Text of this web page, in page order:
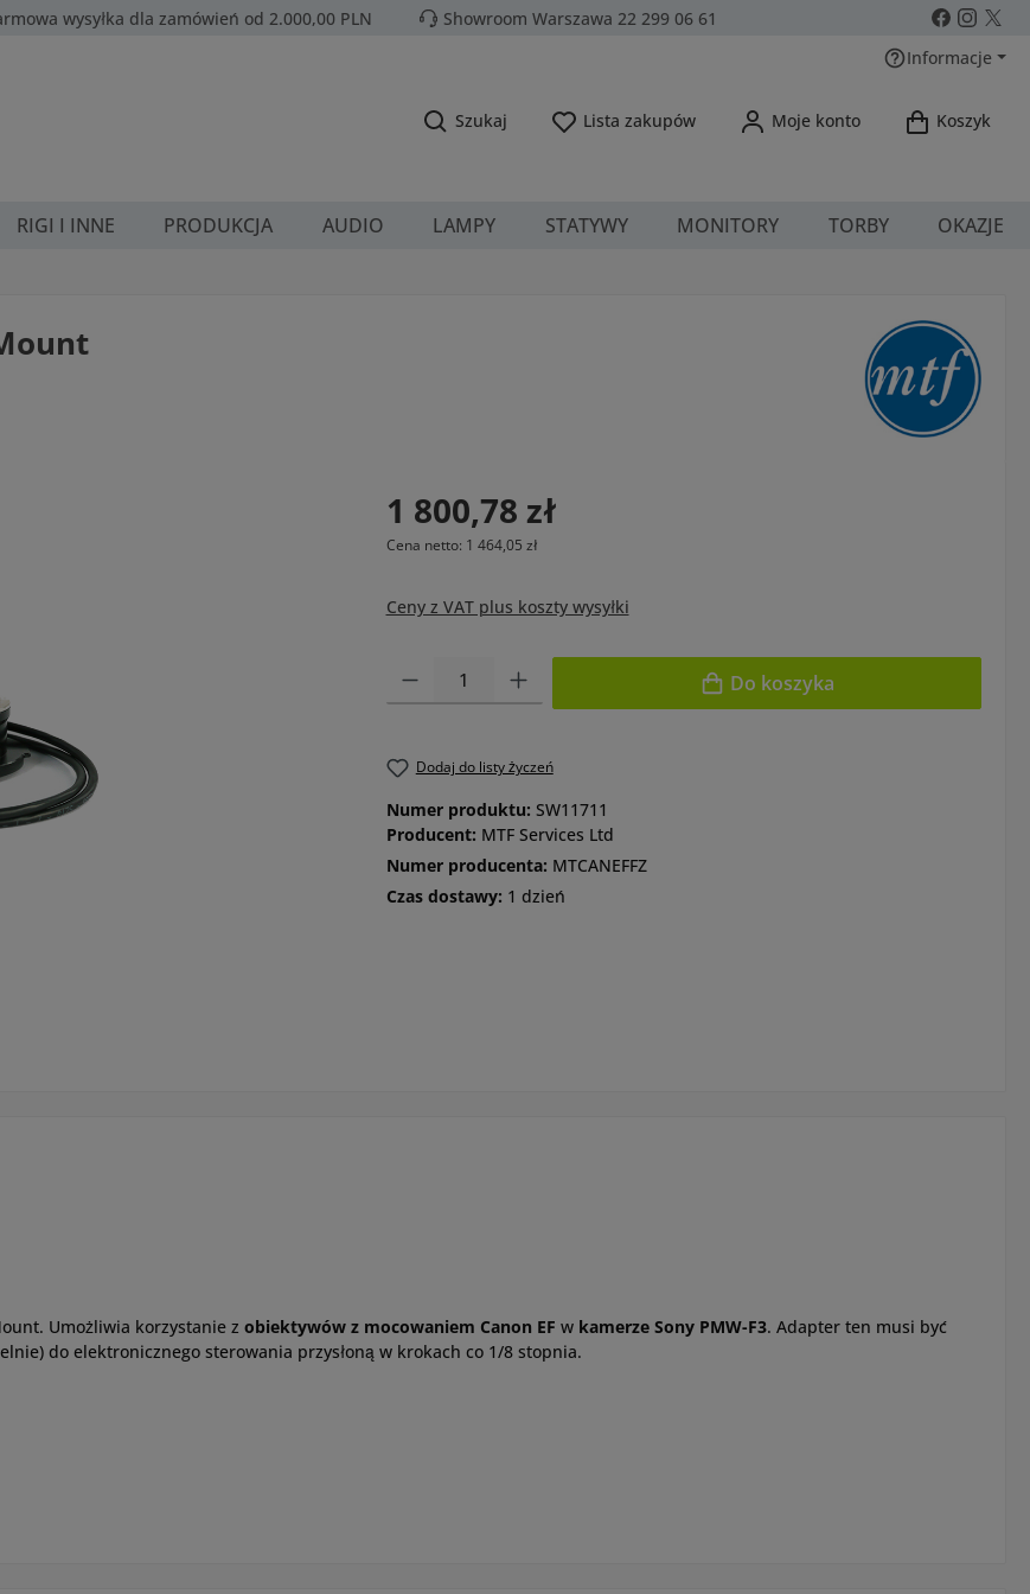
wysyłka dla zamówień od 2.000,00 PLN
Showroom Warszawa 22 299 06 61
Informacje
Szukaj Lista zakupówMasz 0 przedmioty na liście życzeń
Moje konto Koszyk
RIGI I INNE PRODUKCJA AUDIO LAMPY STATYWY MONITORY TORBY OKAZJE
Cena regularna:
1 800,78 zł
Cena netto: 1 464,05 zł
Ceny z VAT plus koszty wysyłki
Ilość produktu: Wprowadź żądaną ilość lub użyj przycisków, aby zwiększyć lub
Do koszyka
Dodaj do listy życzeń
Numer produktu: SW11711
Producent: MTF Services Ltd
Numer producenta: MTCANEFFZ
Czas dostawy: 1 dzień
Umożliwia korzystanie z obiektywów z mocowaniem Canon EF w kamerze Sony PMW-F3. Adapter ten musi być
do elektronicznego sterowania przysłoną w krokach co 1/8 stopnia.